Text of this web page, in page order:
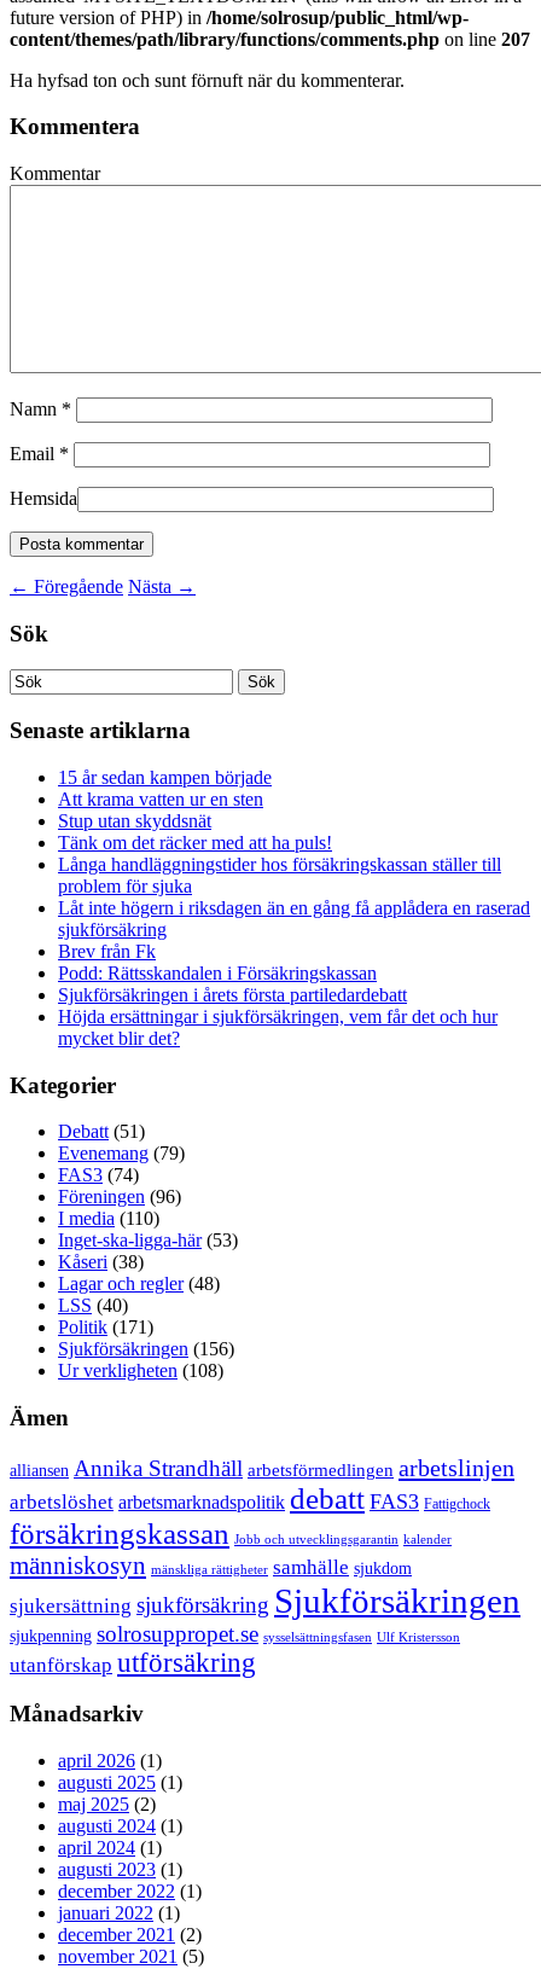
future version of PHP) in /home/solrosup/public_html/wp-
content/themes/path/library/functions/comments.php on line 207
Ha hyfsad ton och sunt förnuft när du kommenterar.
Kommentera
Kommentar
Namn *
Email *
Hemsida
← Föregående Nästa →
Sök
Senaste artiklarna
15 år sedan kampen började
Att krama vatten ur en sten
Stup utan skyddsnät
Tänk om det räcker med att ha puls!
Långa handläggningstider hos försäkringskassan ställer till
problem för sjuka
Låt inte högern i riksdagen än en gång få applådera en raserad
sjukförsäkring
Brev från Fk
Podd: Rättsskandalen i Försäkringskassan
Sjukförsäkringen i årets första partiledardebatt
Höjda ersättningar i sjukförsäkringen, vem får det och hur
mycket blir det?
Kategorier
Debatt (51)
Evenemang (79)
FAS3 (74)
Föreningen (96)
I media (110)
Inget-ska-ligga-här(53)
Kåseri (38)
Lagar och regler(48)
LSS (40)
Politik (171)
Sjukförsäkringen (156)
Ur verkligheten (108)
Ämen
alliansen Annika Strandhäll arbetsförmedlingen arbetslinjen
arbetslöshet arbetsmarknadspolitik debatt FAS3 Fattigchock
försäkringskassan Jobb och utvecklingsgarantin kalender
människosyn mänskliga rättigheter samhälle sjukdom
sjukersättning sjukförsäkring Sjukförsäkringen
sjukpenning solrosuppropet.se sysselsättningsfasen Ulf Kristersson
utanförskap utförsäkring
Månadsarkiv
april 2026 (1)
augusti 2025 (1)
maj 2025 (2)
augusti 2024 (1)
april 2024 (1)
augusti 2023 (1)
december 2022 (1)
januari 2022 (1)
december 2021 (2)
november 2021 (5)